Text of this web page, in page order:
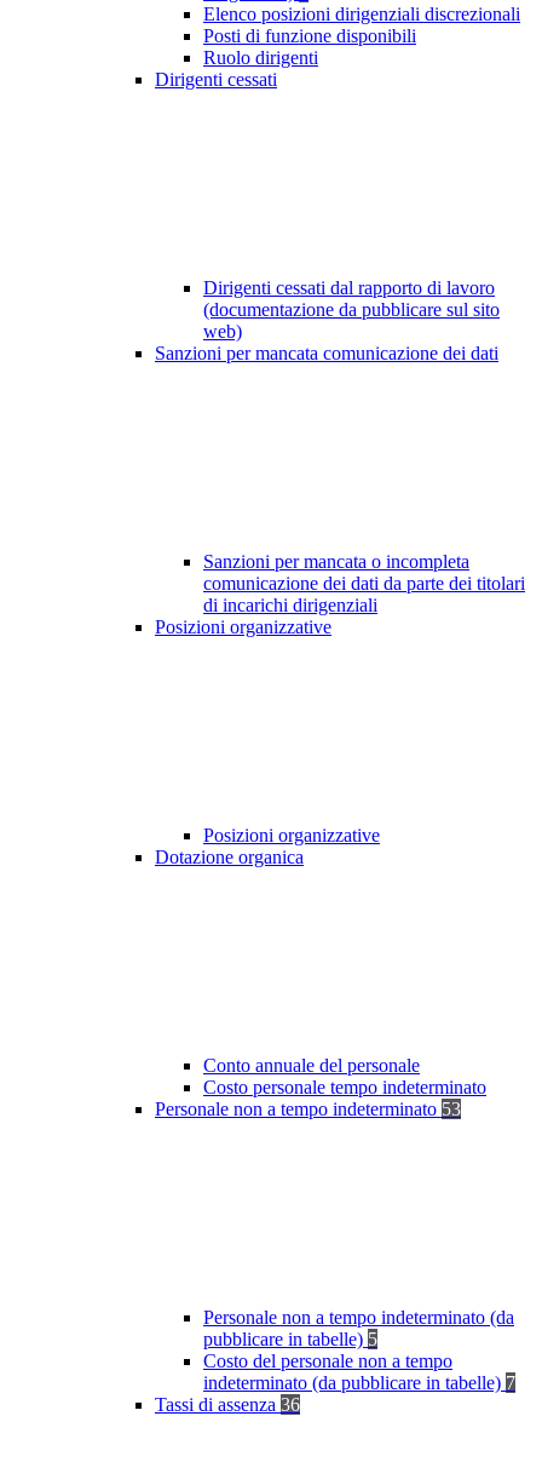
Elenco posizioni dirigenziali discrezionali
Posti di funzione disponibili
Ruolo dirigenti
Dirigenti cessati
Dirigenti cessati dal rapporto di lavoro
(documentazione da pubblicare sul sito
web)
Sanzioni per mancata comunicazione dei dati
Sanzioni per mancata o incompleta
comunicazione dei dati da parte dei titolari
di incarichi dirigenziali
Posizioni organizzative
Posizioni organizzative
Dotazione organica
Conto annuale del personale
Costo personale tempo indeterminato
Personale non a tempo indeterminato 53
Personale non a tempo indeterminato (da
pubblicare in tabelle) 5
Costo del personale non a tempo
indeterminato (da pubblicare in tabelle) 7
Tassi di assenza 36